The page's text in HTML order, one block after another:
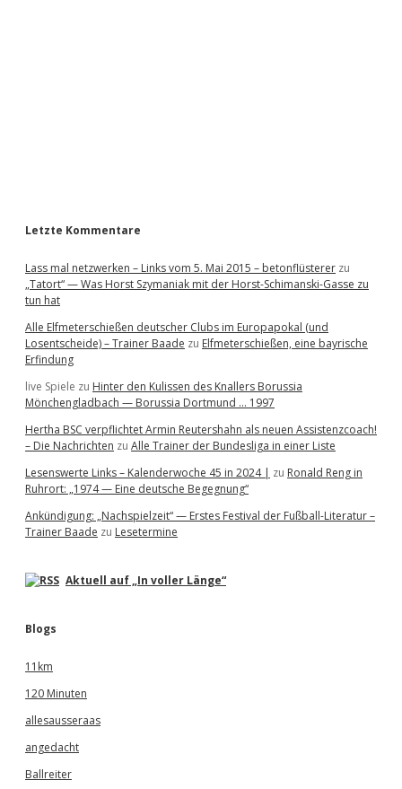
Letzte Kommentare
Lass mal netzwerken – Links vom 5. Mai 2015 – betonflüsterer zu
„Tatort“ — Was Horst Szymaniak mit der Horst-Schimanski-Gasse zu
tun hat
Alle Elfmeterschießen deutscher Clubs im Europapokal (und
Losentscheide) – Trainer Baade zu Elfmeterschießen, eine bayrische
Erfindung
live Spiele zu Hinter den Kulissen des Knallers Borussia
Mönchengladbach — Borussia Dortmund … 1997
Hertha BSC verpflichtet Armin Reutershahn als neuen Assistenzcoach!
– Die Nachrichten zu Alle Trainer der Bundesliga in einer Liste
Lesenswerte Links – Kalenderwoche 45 in 2024 | zu Ronald Reng in
Ruhrort: „1974 — Eine deutsche Begegnung“
Ankündigung: „Nachspielzeit“ — Erstes Festival der Fußball-Literatur –
Trainer Baade zu Lesetermine
Aktuell auf „In voller Länge“
Blogs
11km
120 Minuten
allesausseraas
angedacht
Ballreiter